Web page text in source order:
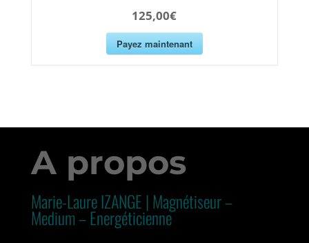
125,00€
Payez maintenant
A propos
Marie-Laure IZANGE | Magnétiseur –
Medium – Energéticienne